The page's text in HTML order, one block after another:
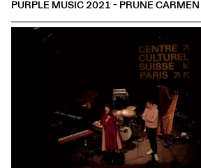
PURPLE MUSIC 2021 - PRUNE